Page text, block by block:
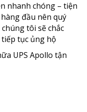
nhanh chóng – tiện
đầu nên quý
tôi sẽ chắc
tục ủng hộ
UPS Apollo tận